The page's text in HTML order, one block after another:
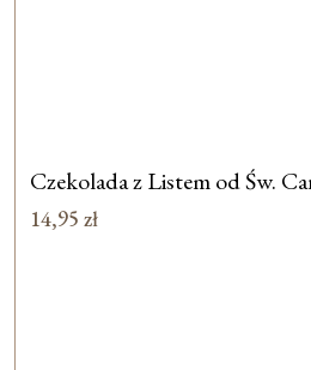
Czekolada z Listem od Św.
14,95 zł